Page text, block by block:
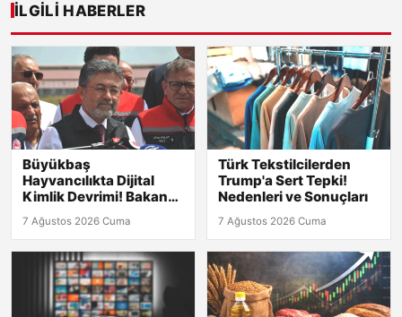
İLGILI HABERLER
Büyükbaş
Hayvancılıkta Dijital
Kimlik Devrimi! Bakan
Yumaklı Açıkladı
7 Ağustos 2026 Cuma
Türk Tekstilcilerden
Trump'a Sert Tepki!
Nedenleri ve Sonuçları
7 Ağustos 2026 Cuma